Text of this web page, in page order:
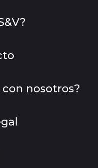
nosotros?